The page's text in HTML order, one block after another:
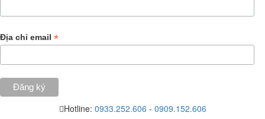
Địa chỉ email *
Hotline: 0933.252.606 - 0909.152.606